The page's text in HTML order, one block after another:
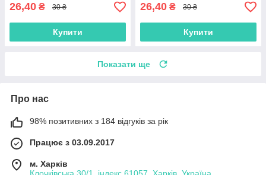
26,40 ₴ 30 ₴
Купити
26,40 ₴ 30 ₴
Купити
Показати ще
Про нас
98% позитивних з 184 відгуків за рік
Працює з 03.09.2017
м. Харків